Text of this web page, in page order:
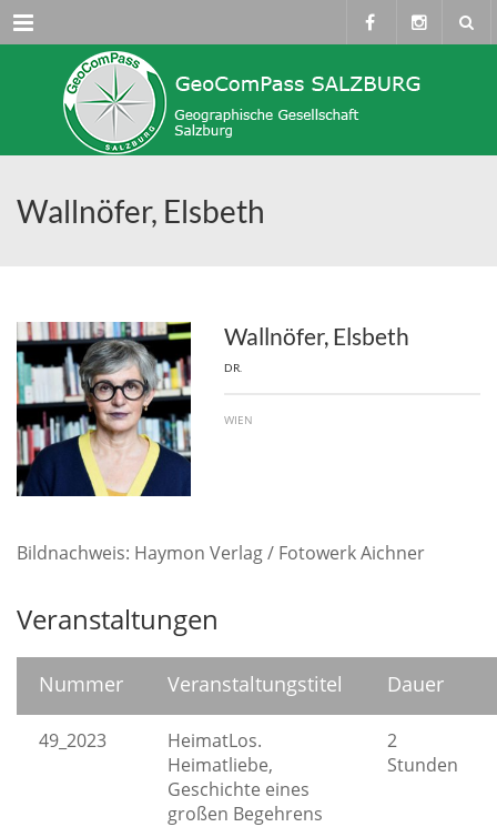
Menü
Wallnöfer, Elsbeth
Wallnöfer, Elsbeth
DR.
WIEN
Bildnachweis: Haymon Verlag / Fotowerk Aichner
Veranstaltungen
Nummer Veranstaltungstitel Dauer
49_2023
HeimatLos.
Heimatliebe,
Geschichte eines
großen Begehrens
2
Stunden